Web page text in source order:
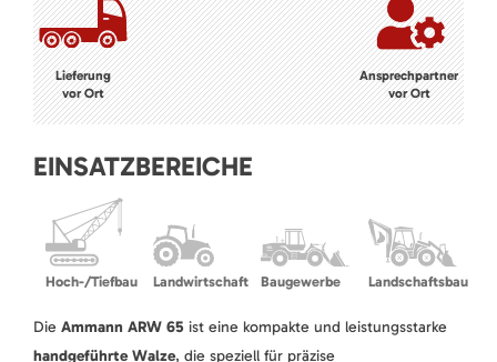
Lieferung
vor Ort
Ansprechpartner
vor Ort
EINSATZBEREICHE
Hoch-/Tiefbau Landwirtschaft Baugewerbe Landschaftsbau
Die Ammann ARW 65 ist eine kompakte und leistungsstarke
handgeführte Walze, die speziell für präzise